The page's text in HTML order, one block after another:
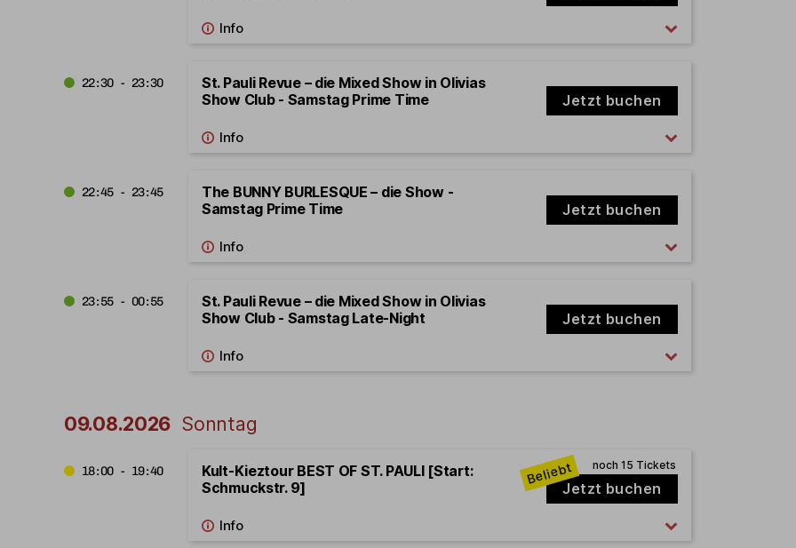
22:30 - 23:30
St. Pauli Revue – die Mixed Show in Olivias
Show Club - Samstag Prime Time
Jetzt buchen
22:45 - 23:45
The BUNNY BURLESQUE – die Show -
Samstag Prime Time
Jetzt buchen
23:55 - 00:55
St. Pauli Revue – die Mixed Show in Olivias
Show Club - Samstag Late-Night
Jetzt buchen
09.08.2026 Sonntag
18:00 - 19:40
Kult-Kieztour BEST OF ST. PAULI [Start:
Schmuckstr. 9]
Jetzt buchen